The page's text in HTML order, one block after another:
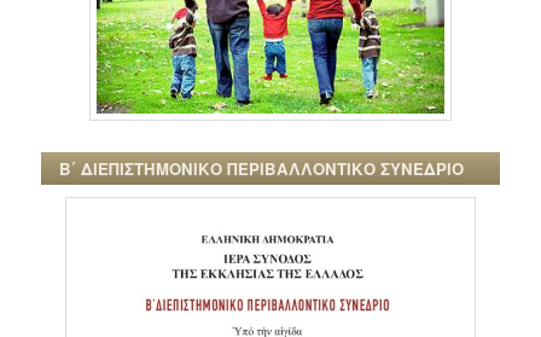
Β΄ ΔΙΕΠΙΣΤΗΜΟΝΙΚΟ ΠΕΡΙΒΑΛΛΟΝΤΙΚΟ ΣΥΝΕΔΡΙΟ